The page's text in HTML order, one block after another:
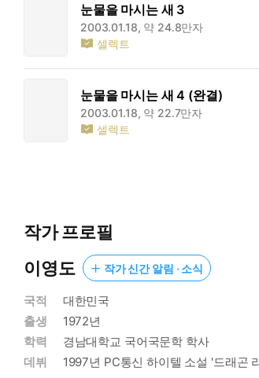
눈물을 마시는 새 3
2003.01.18, 약 24.8만자
셀렉트
눈물을 마시는 새 4 (완결)
2003.01.18, 약 22.7만자
셀렉트
작가 프로필
이영도
작가 신간 알림 · 소식
국적
대한민국
출생
1972년
학력
경남대학교 국어국문학 학사
데뷔
1997년 PC통신 하이텔 소설 '드래곤